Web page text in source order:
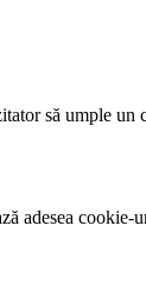
să umple un
adesea